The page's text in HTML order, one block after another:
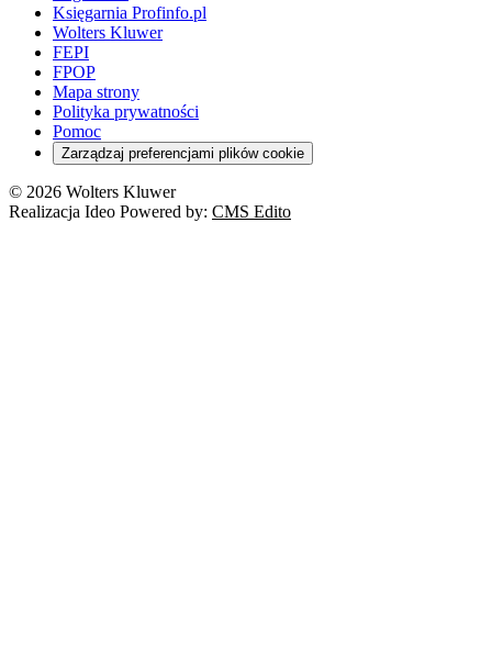
Księgarnia Profinfo.pl
Wolters Kluwer
FEPI
FPOP
Mapa strony
Polityka prywatności
Pomoc
Zarządzaj preferencjami plików cookie
© 2026 Wolters Kluwer
Realizacja Ideo Powered by: CMS Edito